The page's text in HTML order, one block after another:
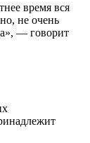
время вся
не очень
— говорит